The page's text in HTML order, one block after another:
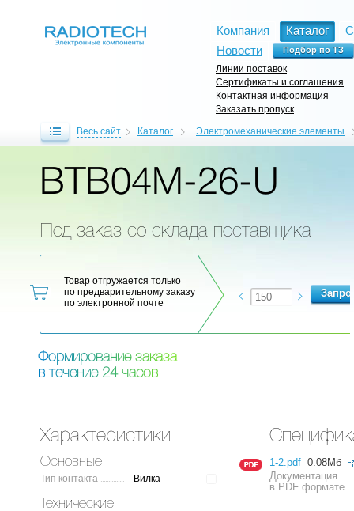
Компания Каталог
Новости
Линии поставок
Сертификаты и соглашения
Контактная информация
Заказать пропуск
Весь сайт Каталог Электромеханические элементы
BTB04M-26-U
Под заказ со склада поставщика
Товар отгружается только
по предварительному заказу
по электронной почте
Формирование заказа
в течение 24 часов
Характеристики
Основные
Тип контакта Вилка
Технические
1-2.pdf 0.08Мб
Документация
в PDF формате